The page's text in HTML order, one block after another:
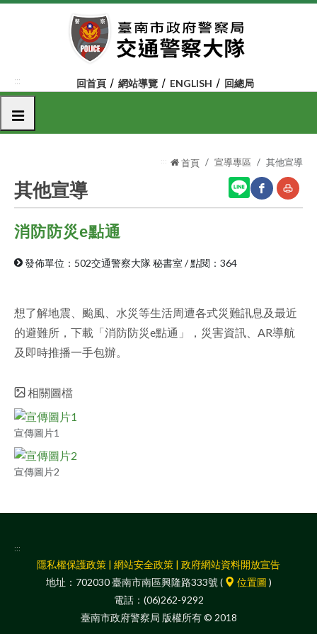
跳
容
塊
::: 回首頁 網站導覽 ENGLISH 回總局
選單
::: 首頁 宣導專區 其他宣導
其他宣導
至
facebook
消防防災e點通
發佈單位：502交通警察大隊 秘書室 /點閱：364
想了解地震、颱風、水災等生活周遭各式災難訊息及最近
的避難所，下載「消防防災e點通」，災害資訊、AR導航
及即時推播一手包辦。
相關圖檔
宣傳圖片1
宣傳圖片2
:::
隱私權保護政策 | 網站安全政策 | 政府網站資料開放宣告
地址：702030 臺南市南區興隆路333號 (
位置圖 )
電話：(06)262-9292
臺南市政府警察局 版權所有 © 2018